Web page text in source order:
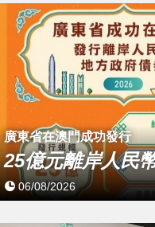
廣東省在澳門成功發行
25億元離岸人民
06/08/2026